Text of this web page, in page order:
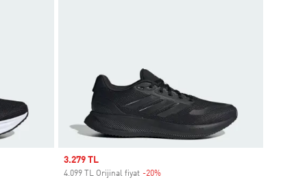
Sale price
3.279 TL
4.099 TL Orijinal fiyat -20%Discount